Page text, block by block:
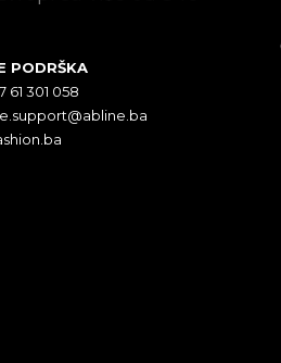
PODRŠKA
61 301 058